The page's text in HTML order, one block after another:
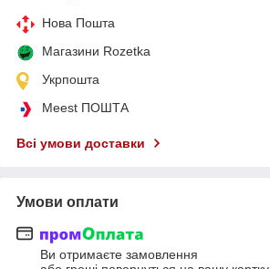
Нова Пошта
Магазини Rozetka
Укрпошта
Meest ПОШТА
Всі умови доставки
Умови оплати
Ви отримаєте замовлення